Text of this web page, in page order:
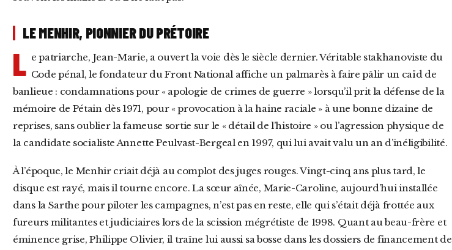
LE MENHIR, PIONNIER DU PRÉTOIRE
L e patriarche, Jean-Marie, a ouvert la voie dès le siècle dernier. Véritable stakhanoviste du
Code pénal, le fondateur du Front National affiche un palmarès à faire pâlir un caïd de
banlieue : condamnations pour « apologie de crimes de guerre » lorsqu’il prit la défense de la
mémoire de Pétain dès 1971, pour « provocation à la haine raciale » à une bonne dizaine de
reprises, sans oublier la fameuse sortie sur le « détail de l’histoire » ou l’agression physique de
la candidate socialiste Annette Peulvast-Bergeal en 1997, qui lui avait valu un an d’inéligibilité.
À l’époque, le Menhir criait déjà au complot des juges rouges. Vingt-cinq ans plus tard, le
disque est rayé, mais il tourne encore. La sœur aînée, Marie-Caroline, aujourd’hui installée
dans la Sarthe pour piloter les campagnes, n’est pas en reste, elle qui s’était déjà frottée aux
fureurs militantes et judiciaires lors de la scission mégrétiste de 1998. Quant au beau-frère et
éminence grise, Philippe Olivier, il traîne lui aussi sa bosse dans les dossiers de financement de